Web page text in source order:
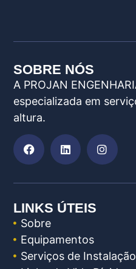
SOBRE NÓS
A PROJAN
especializada em
altura.
LINKS ÚTEIS
Sobre
Equipamentos
Serviços de Instalação